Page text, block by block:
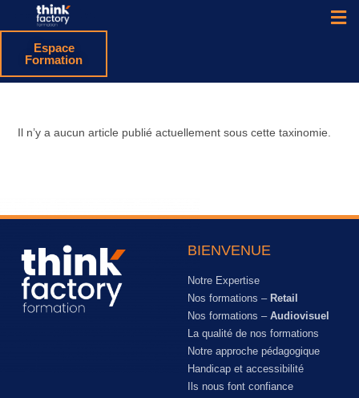
Espace
Formation
Il n’y a aucun article publié actuellement sous cette taxinomie.
BIENVENUE
Notre Expertise
Nos formations – Retail
Nos formations – Audiovisuel
La qualité de nos formations
Notre approche pédagogique
Handicap et accessibilité
Ils nous font confiance